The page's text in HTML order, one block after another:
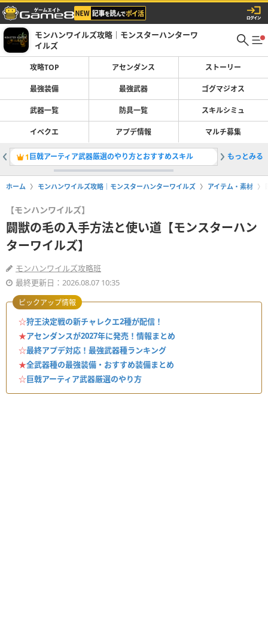
モンハンワイルズ攻略｜モンスターハンターワ
イルズ
攻略TOP アセンダンス ストーリー
最強装備 最強武器 ゴグマジオス
武器一覧 防具一覧 スキルシミュ
イベクエ アプデ情報 マルチ募集
1巨戟アーティア武器厳選のやり方とおすすめスキル 2太刀の
もっとみる
ホーム モンハンワイルズ攻略｜モンスターハンターワイルズ アイテム・素材
【モンハンワイルズ】
闢獣の毛の入手方法と使い道【モンスターハン
ターワイルズ】
モンハンワイルズ攻略班
最終更新日：2026.08.07 10:35
☆狩王決定戦の新チャレクエ2種が配信！
★アセンダンスが2027年に発売！情報まとめ
☆最終アプデ対応！最強武器種ランキング
★全武器種の最強装備・おすすめ装備まとめ
☆巨戟アーティア武器厳選のやり方
ピックアップ情報